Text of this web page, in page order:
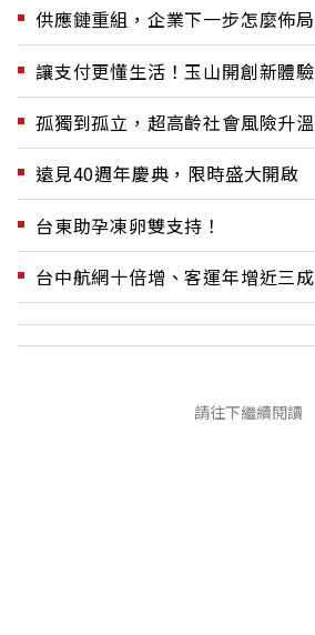
供應鏈重組，企業下一步怎麼佈局
讓支付更懂生活！玉山開創新體驗
孤獨到孤立，超高齡社會風險升溫
遠見40週年慶典，限時盛大開啟
台東助孕凍卵雙支持！
台中航網十倍增、客運年增近三成
請往下繼續閱讀